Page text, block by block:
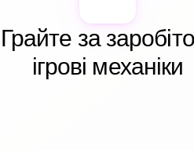
Грайте за
ігрові механіки